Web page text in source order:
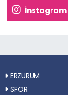
İnstagram
ERZURUM
SPOR